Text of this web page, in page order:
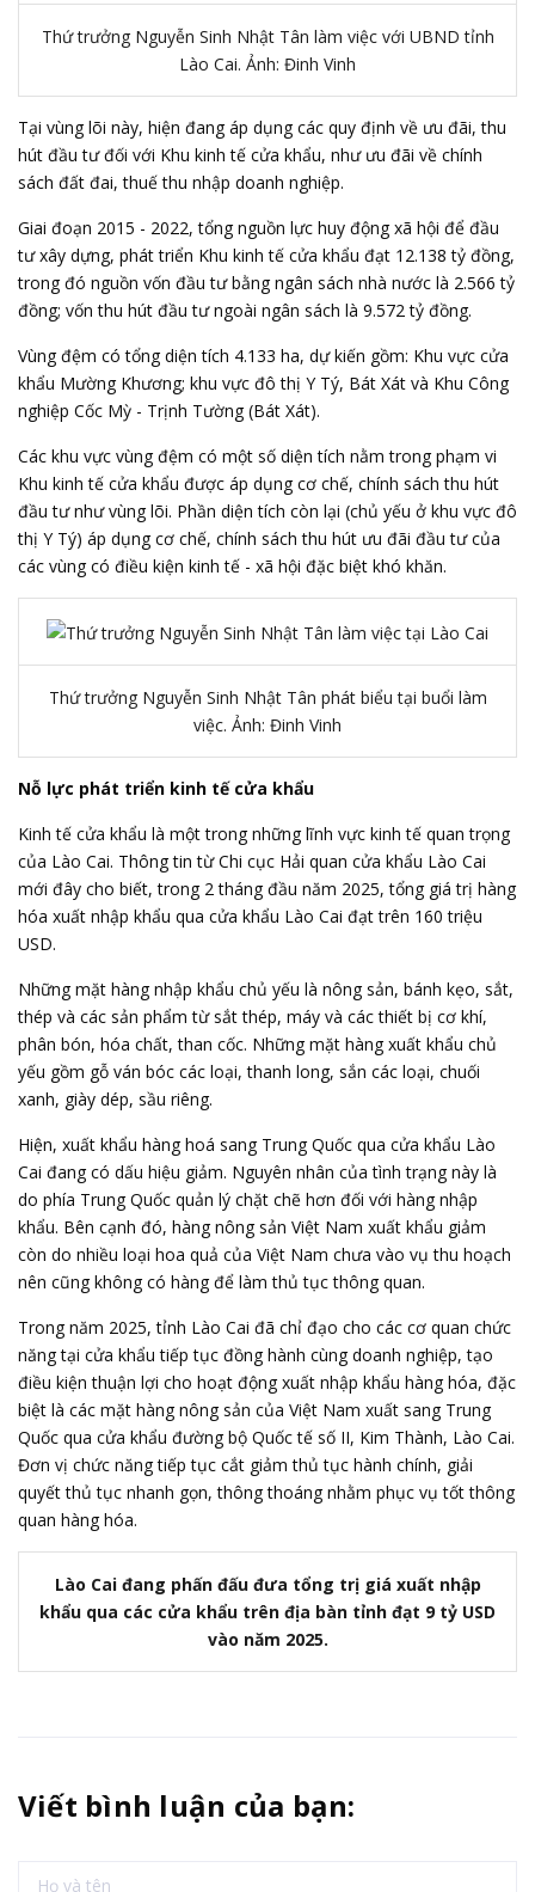
Thứ trưởng Nguyễn Sinh Nhật Tân làm việc với UBND tỉnh
Lào Cai. Ảnh: Đinh Vinh
Tại vùng lõi này, hiện đang áp dụng các quy định về ưu đãi, thu
hút đầu tư đối với Khu kinh tế cửa khẩu, như ưu đãi về chính
sách đất đai, thuế thu nhập doanh nghiệp.
Giai đoạn 2015 - 2022, tổng nguồn lực huy động xã hội để đầu
tư xây dựng, phát triển Khu kinh tế cửa khẩu đạt 12.138 tỷ đồng,
trong đó nguồn vốn đầu tư bằng ngân sách nhà nước là 2.566 tỷ
đồng; vốn thu hút đầu tư ngoài ngân sách là 9.572 tỷ đồng.
Vùng đệm có tổng diện tích 4.133 ha, dự kiến gồm: Khu vực cửa
khẩu Mường Khương; khu vực đô thị Y Tý, Bát Xát và Khu Công
nghiệp Cốc Mỳ - Trịnh Tường (Bát Xát).
Các khu vực vùng đệm có một số diện tích nằm trong phạm vi
Khu kinh tế cửa khẩu được áp dụng cơ chế, chính sách thu hút
đầu tư như vùng lõi. Phần diện tích còn lại (chủ yếu ở khu vực đô
thị Y Tý) áp dụng cơ chế, chính sách thu hút ưu đãi đầu tư của
các vùng có điều kiện kinh tế - xã hội đặc biệt khó khăn.
Thứ trưởng Nguyễn Sinh Nhật Tân phát biểu tại buổi làm
việc. Ảnh: Đinh Vinh
Nỗ lực phát triển kinh tế cửa khẩu
Kinh tế cửa khẩu là một trong những lĩnh vực kinh tế quan trọng
của Lào Cai. Thông tin từ Chi cục Hải quan cửa khẩu Lào Cai
mới đây cho biết, trong 2 tháng đầu năm 2025, tổng giá trị hàng
hóa xuất nhập khẩu qua cửa khẩu Lào Cai đạt trên 160 triệu
USD.
Những mặt hàng nhập khẩu chủ yếu là nông sản, bánh kẹo, sắt,
thép và các sản phẩm từ sắt thép, máy và các thiết bị cơ khí,
phân bón, hóa chất, than cốc. Những mặt hàng xuất khẩu chủ
yếu gồm gỗ ván bóc các loại, thanh long, sắn các loại, chuối
xanh, giày dép, sầu riêng.
Hiện, xuất khẩu hàng hoá sang Trung Quốc qua cửa khẩu Lào
Cai đang có dấu hiệu giảm. Nguyên nhân của tình trạng này là
do phía Trung Quốc quản lý chặt chẽ hơn đối với hàng nhập
khẩu. Bên cạnh đó, hàng nông sản Việt Nam xuất khẩu giảm
còn do nhiều loại hoa quả của Việt Nam chưa vào vụ thu hoạch
nên cũng không có hàng để làm thủ tục thông quan.
Trong năm 2025, tỉnh Lào Cai đã chỉ đạo cho các cơ quan chức
năng tại cửa khẩu tiếp tục đồng hành cùng doanh nghiệp, tạo
điều kiện thuận lợi cho hoạt động xuất nhập khẩu hàng hóa, đặc
biệt là các mặt hàng nông sản của Việt Nam xuất sang Trung
Quốc qua cửa khẩu đường bộ Quốc tế số II, Kim Thành, Lào Cai.
Đơn vị chức năng tiếp tục cắt giảm thủ tục hành chính, giải
quyết thủ tục nhanh gọn, thông thoáng nhằm phục vụ tốt thông
quan hàng hóa.
Lào Cai đang phấn đấu đưa tổng trị giá xuất nhập
khẩu qua các cửa khẩu trên địa bàn tỉnh đạt 9 tỷ USD
vào năm 2025.
Viết bình luận của bạn: